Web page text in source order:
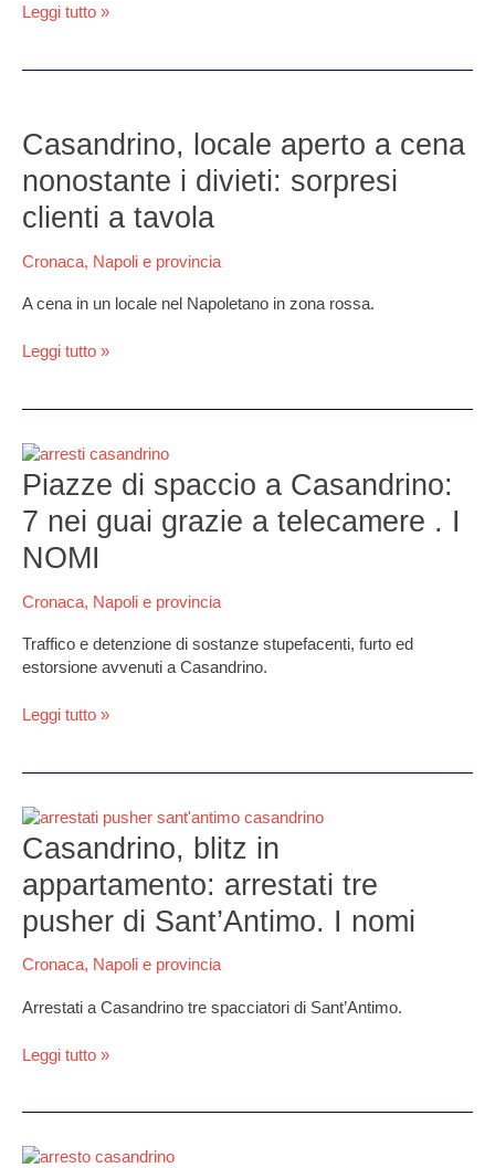
23enne
Leggi tutto »
Casandrino, locale aperto a cena
nonostante i divieti: sorpresi
clienti a tavola
Cronaca, Napoli e provincia
A cena in un locale nel Napoletano in zona rossa.
locale
aperto
a
cena
nonostante
sorpresi
aLeggi tutto »
Piazze di spaccio a Casandrino:
7 nei guai grazie a telecamere . I
NOMI
Cronaca, Napoli e provincia
Traffico e detenzione di sostanze stupefacenti, furto ed
estorsione avvenuti a Casandrino.
Piazze
di
spaccio
a
Casandrino:
7
nei
grazie
a
.Leggi tutto »
Casandrino, blitz in
appartamento: arrestati tre
pusher di Sant’Antimo. I nomi
Cronaca, Napoli e provincia
Arrestati a Casandrino tre spacciatori di Sant’Antimo.
Casandrino,
blitz
in
appartamento:
arrestati
tre
pusher
Sant’Antimo.
nomi
Leggi tutto »
Attimi